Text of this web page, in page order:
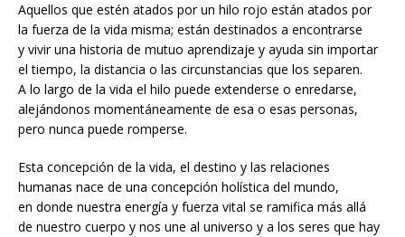
Aquellos que estén atados por un hilo rojo están atados por
la fuerza de la vida misma; están destinados a encontrarse
y vivir una historia de mutuo aprendizaje y ayuda sin importar
el tiempo, la distancia o las circunstancias que los separen.
A lo largo de la vida el hilo puede extenderse o enredarse,
alejándonos momentáneamente de esa o esas personas,
pero nunca puede romperse.
Esta concepción de la vida, el destino y las relaciones
humanas nace de una concepción holística del mundo,
en donde nuestra energía y fuerza vital se ramifica más allá
de nuestro cuerpo y nos une al universo y a los seres que hay